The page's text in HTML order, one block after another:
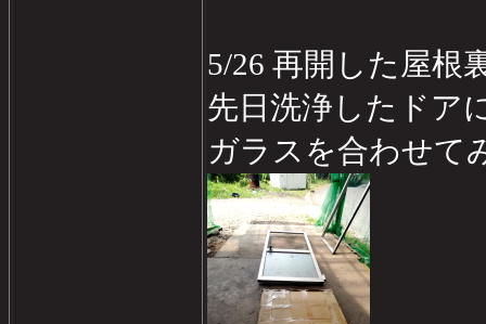
5/26 再開した屋根
先日洗浄したドア
ガラスを合わせて